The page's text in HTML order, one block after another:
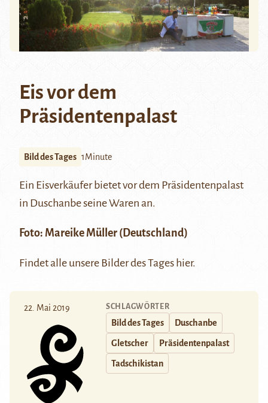
Eis vor dem
Präsidentenpalast
Bild des Tages 1Minute
Ein Eisverkäufer bietet vor dem Präsidentenpalast
in Duschanbe seine Waren an.
Foto: Mareike Müller (Deutschland)
Findet alle unsere Bilder des Tages hier.
22. Mai 2019 SCHLAGWÖRTER
Bild des Tages Duschanbe
Gletscher Präsidentenpalast
Tadschikistan